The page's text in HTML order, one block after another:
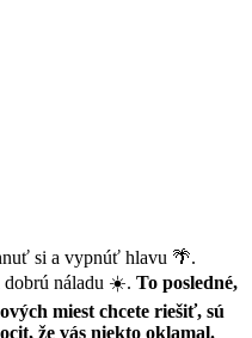
si a vypnúť hlavu 🌴.
dobrú náladu ☀️. To posledné,
miest chcete riešiť, sú
že vás niekto oklamal.